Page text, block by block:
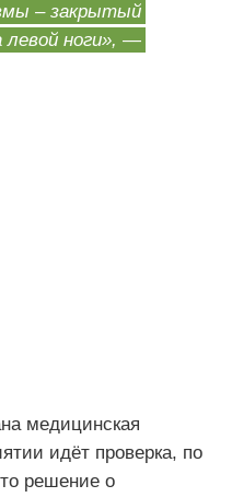
– закрытый
ноги», —
медицинская
идёт проверка, по
решение о